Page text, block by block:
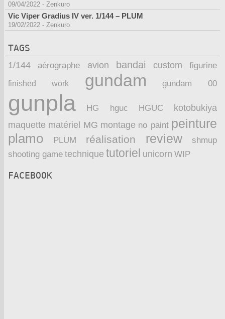
09/04/2022 - Zenkuro
Vic Viper Gradius IV ver. 1/144 – PLUM
19/02/2022 - Zenkuro
TAGS
1/144 aérographe avion bandai custom figurine
finished work gundam gundam 00
gunpla HG hguc HGUC
kotobukiya
maquette matériel MG montage no paint peinture
plamo PLUM réalisation review
shmup
shooting game technique tutoriel unicorn WIP
FACEBOOK